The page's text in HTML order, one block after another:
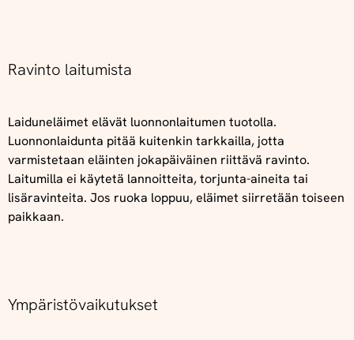
Ravinto laitumista
Laiduneläimet elävät luonnonlaitumen tuotolla.
Luonnonlaidunta pitää kuitenkin tarkkailla, jotta
varmistetaan eläinten jokapäiväinen riittävä ravinto.
Laitumilla ei käytetä lannoitteita, torjunta-aineita tai
lisäravinteita. Jos ruoka loppuu, eläimet siirretään toiseen
paikkaan.
Ympäristövaikutukset